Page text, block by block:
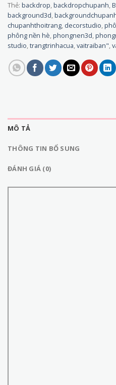
Thẻ: backdrop,backdropchupanh,
background3d,
chupanhthoitrang, decorstudio,
phông nền hè,phongnen3d,
studio,trangtrinhacua,vaitraiban",
MÔ TẢ
THÔNG TIN BỔ SUNG
ĐÁNH GIÁ (0)